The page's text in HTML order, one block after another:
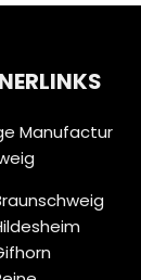
Manufactur